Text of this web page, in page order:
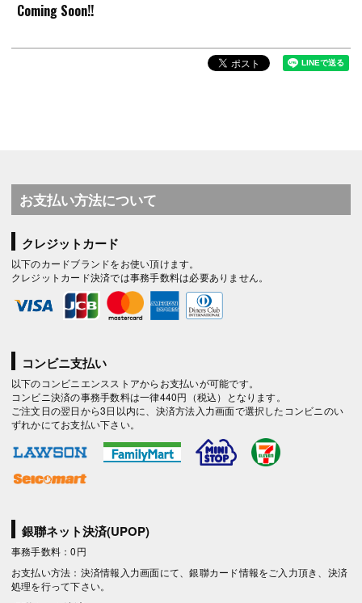
Coming Soon!!
お支払い方法について
クレジットカード
以下のカードブランドをお使い頂けます。
クレジットカード決済では事務手数料は必要ありません。
コンビニ支払い
以下のコンビニエンスストアからお支払いが可能です。
コンビニ決済の事務手数料は一律440円（税込）となります。
ご注文日の翌日から3日以内に、決済方法入力画面で選択したコンビニのい
ずれかにてお支払い下さい。
銀聯ネット決済(UPOP)
事務手数料：0円
お支払い方法：決済情報入力画面にて、銀聯カード情報をご入力頂き、決済
処理を行って下さい。